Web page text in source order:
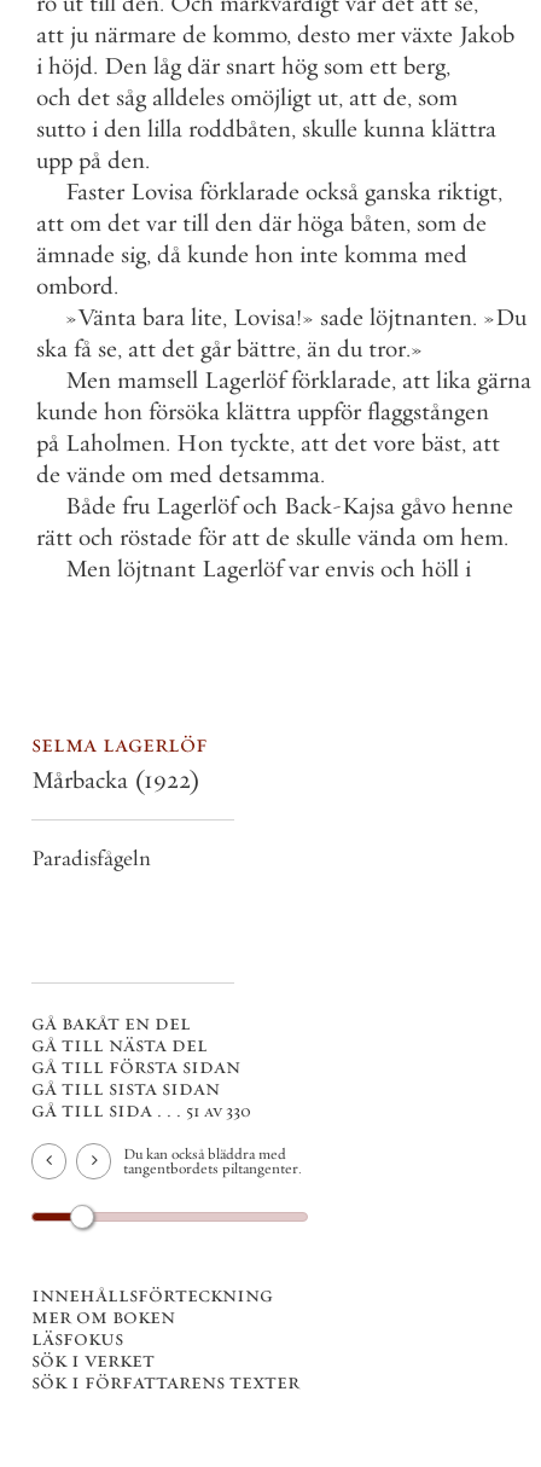
att ju närmare de kommo, desto mer växte Jakob
i höjd. Den låg där snart hög som ett berg,
och det såg alldeles omöjligt ut, att de, som
sutto i den lilla roddbåten, skulle kunna klättra
upp på den.
Faster Lovisa förklarade också ganska riktigt,
att om det var till den där höga båten, som de
ämnade sig, då kunde hon inte komma med
ombord.
»Vänta bara lite, Lovisa!» sade löjtnanten. »Du
ska få se, att det går bättre, än du tror.»
Men mamsell Lagerlöf förklarade, att lika gärna
kunde hon försöka klättra uppför flaggstången
på Laholmen. Hon tyckte, att det vore bäst, att
de vände om med detsamma.
Både fru Lagerlöf och Back-Kajsa gåvo henne
rätt och röstade för att de skulle vända om hem.
Men löjtnant Lagerlöf var envis och höll i
selma lagerlöf
Mårbacka (1922)
Paradisfågeln
gå bakåt en del
gå till nästa del
gå till första sidan
gå till sista sidan
gå till sida . . . 51 av 330
Du kan också bläddra med
tangentbordets piltangenter.
innehållsförteckning
mer om boken
läsfokus
sök i verket
sök i författarens texter